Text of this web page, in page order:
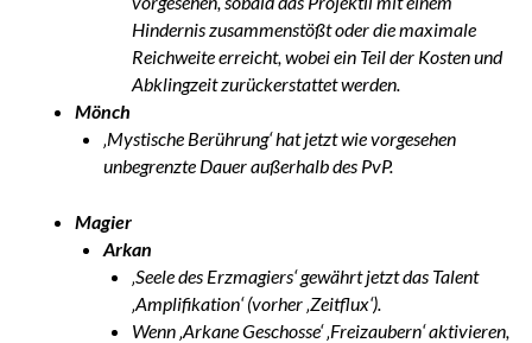
Hindernis zusammenstößt oder die maximale
Reichweite erreicht, wobei ein Teil der Kosten und
Abklingzeit zurückerstattet werden.
Mönch
‚Mystische Berührung‘ hat jetzt wie vorgesehen
unbegrenzte Dauer außerhalb des PvP.
Magier
Arkan
‚Seele des Erzmagiers‘ gewährt jetzt das Talent
‚Amplifikation‘ (vorher ‚Zeitflux‘).
Wenn ‚Arkane Geschosse‘ ‚Freizaubern‘ aktivieren,